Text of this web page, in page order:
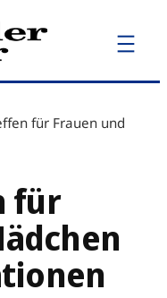
für Frauen und
für